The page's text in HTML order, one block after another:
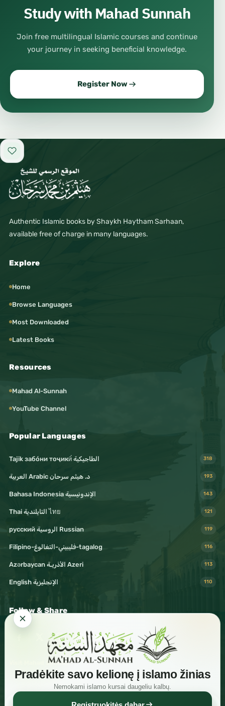
Pradėkite savo kelionę į islamo žinias
Nemokami islamo kursai daugeliu kalbų.
Study with Mahad Sunnah
Join free multilingual Islamic courses and continue
your journey in seeking beneficial knowledge.
Register Now
Add to favorites
Authentic Islamic books by Shaykh Haytham Sarhaan,
available free of charge in many languages.
Explore
Home
Browse Languages
Most Downloaded
Latest Books
Resources
Mahad Al-Sunnah
YouTube Channel
Popular Languages
Tajik забо́ни тоҷикӣ́ الطاجيكية 318
د. هيثم سرحان Arabic العربية 193
Bahasa Indonesia الإندونيسية 143
Thai التايلندية ไทย 121
русский الروسية Russian 119
Filipino-فليبيني-التغالوغ-tagalog 116
Azərbaycan الأذريـة Azeri 113
English الإنجليزية 110
Follow & Share
Visit Mahad Sunnah